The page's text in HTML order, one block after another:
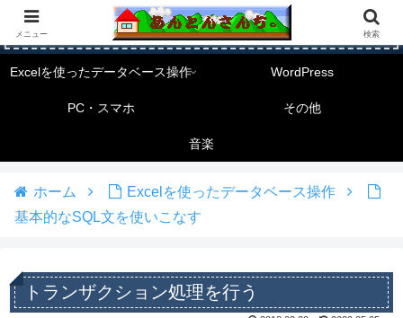
Excelを使ったデータベース操作 WordPress
PC・スマホ その他
音楽
ホーム
Excelを使ったデータベース操作
基本的なSQL文を使いこなす
トランザクション処理を行う
メニュー 検索